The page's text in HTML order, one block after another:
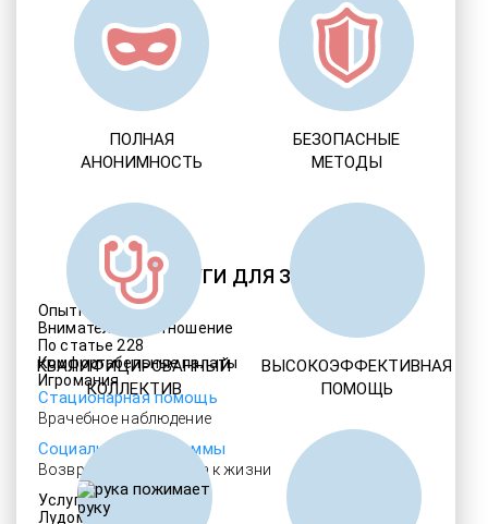
ДРУГИЕ УСЛУГИ ДЛЯ ЗАВИСИМЫХ
Опытные медики
Внимательное отношение
По статье 228
Комфортабельные палаты
Игромания
Стационарная помощь
Врачебное наблюдение
Социальные программы
Возвращение интереса к жизни
Услуги адвоката
Лудомания
ПОЛНАЯ
АНОНИМНОСТЬ
БЕЗОПАСНЫЕ
МЕТОДЫ
КВАЛИФИЦИРОВАННЫЙ
КОЛЛЕКТИВ
ВЫСОКОЭФФЕКТИВНАЯ
ПОМОЩЬ